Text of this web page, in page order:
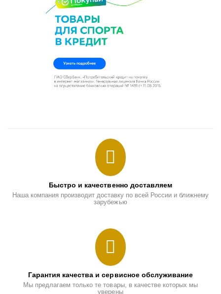
Быстро и качественно доставляем
Наша компания производит доставку по всей России и ближнему
зарубежью
Гарантия качества и сервисное обслуживание
Мы предлагаем только те товары, в качестве которых мы
уверены